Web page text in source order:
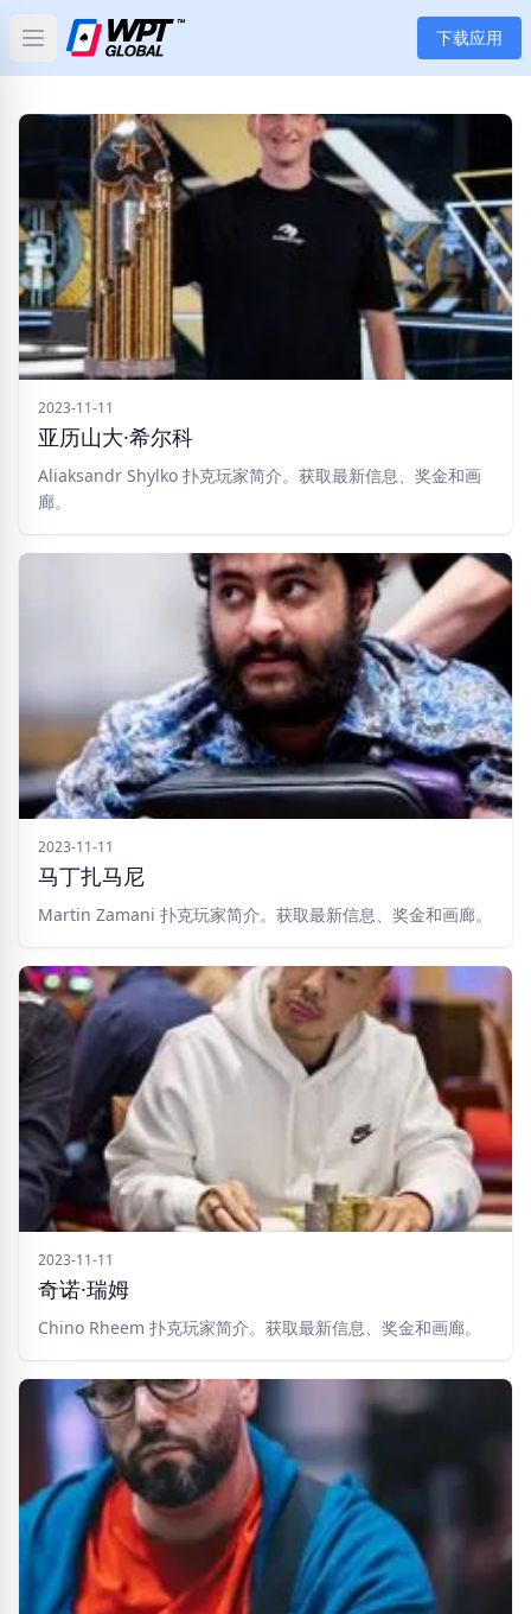
Open main menu 下载应用
新闻
文章
分类
2023-11-11
亚历山大·希尔科
Aliaksandr Shylko 扑克玩家简介。获取最新信息、奖金和画
廊。
2023-11-11
马丁扎马尼
Martin Zamani 扑克玩家简介。获取最新信息、奖金和画廊。
2023-11-11
奇诺·瑞姆
Chino Rheem 扑克玩家简介。获取最新信息、奖金和画廊。